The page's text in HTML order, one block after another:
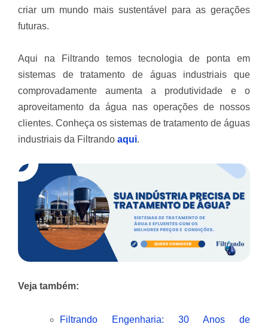
criar um mundo mais sustentável para as gerações
futuras.
Aqui na Filtrando temos tecnologia de ponta em
sistemas de tratamento de águas industriais que
comprovadamente aumenta a produtividade e o
aproveitamento da água nas operações de nossos
clientes. Conheça os sistemas de tratamento de águas
industriais da Filtrando aqui.
Veja também:
Filtrando Engenharia: 30 Anos de